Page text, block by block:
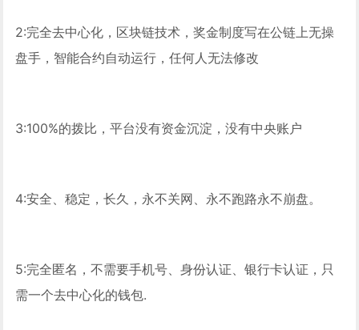
2:完全去中心化，区块链技术，奖金制度写在公链上无操
盘手，智能合约自动运行，任何人无法修改
3:100%的拨比，平台没有资金沉淀，没有中央账户
4:安全、稳定，长久，永不关网、永不跑路永不崩盘。
5:完全匿名，不需要手机号、身份认证、银行卡认证，只
需一个去中心化的钱包.